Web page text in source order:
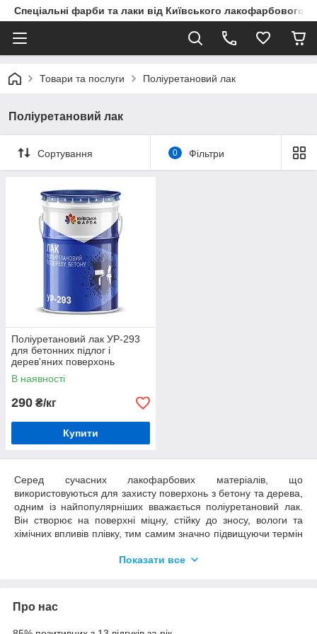
Спеціальні фарби та лаки від Київського
Товари та послуги Поліуретановий лак
Поліуретановий лак
Сортування 0 Фільтри
Поліуретановий лак УР-293
для бетонних підлог і
дерев'яних поверхонь
В наявності
290 ₴/кг
Купити
Серед сучасних лакофарбових матеріалів, що
використовуються для захисту поверхонь з бетону та дерева,
одним із найпопулярніших вважається поліуретановий лак.
Він створює на поверхні міцну, стійку до зносу, вологи та
хімічних впливів плівку, тим самим значно підвищуючи термін
будівництві для захисту бетонних та дерев'яних елементів, а
Поліуретановий лак: особливості
Показати все
Про нас